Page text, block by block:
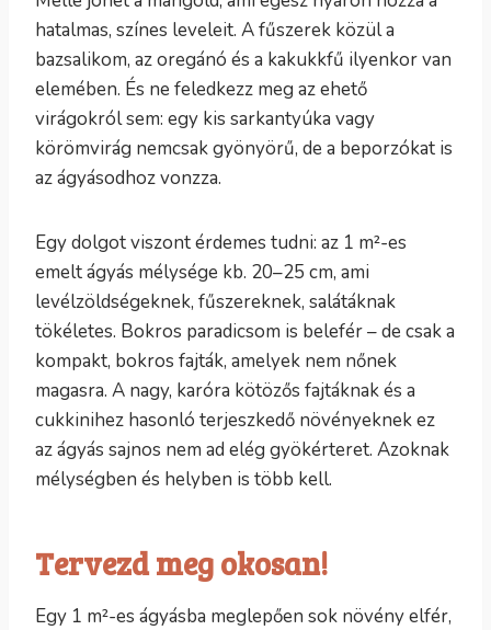
hatalmas, színes leveleit. A fűszerek közül a
bazsalikom, az oregánó és a kakukkfű ilyenkor van
elemében. És ne feledkezz meg az ehető
virágokról sem: egy kis sarkantyúka vagy
körömvirág nemcsak gyönyörű, de a beporzókat is
az ágyásodhoz vonzza.
Egy dolgot viszont érdemes tudni: az 1 m²-es
emelt ágyás mélysége kb. 20–25 cm, ami
levélzöldségeknek, fűszereknek, salátáknak
tökéletes. Bokros paradicsom is belefér – de csak a
kompakt, bokros fajták, amelyek nem nőnek
magasra. A nagy, karóra kötözős fajtáknak és a
cukkinihez hasonló terjeszkedő növényeknek ez
az ágyás sajnos nem ad elég gyökérteret. Azoknak
mélységben és helyben is több kell.
Tervezd meg okosan!
Egy 1 m²-es ágyásba meglepően sok növény elfér,